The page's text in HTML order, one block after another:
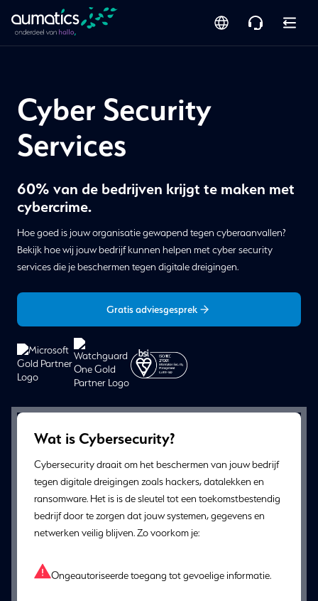
Cyber Security
Services
60% van de bedrijven krijgt te maken met
cybercrime.
Hoe goed is jouw organisatie gewapend tegen cyberaanvallen?
Bekijk hoe wij jouw bedrijf kunnen helpen met cyber security
services die je beschermen tegen digitale dreigingen.
Gratis adviesgesprek
Wat is Cybersecurity?
Cybersecurity draait om het beschermen van jouw bedrijf
tegen digitale dreigingen zoals hackers, datalekken en
ransomware. Het is is de sleutel tot een toekomstbestendig
bedrijf door te zorgen dat jouw systemen, gegevens en
netwerken veilig blijven. Zo voorkom je:
Ongeautoriseerde toegang tot gevoelige informatie.